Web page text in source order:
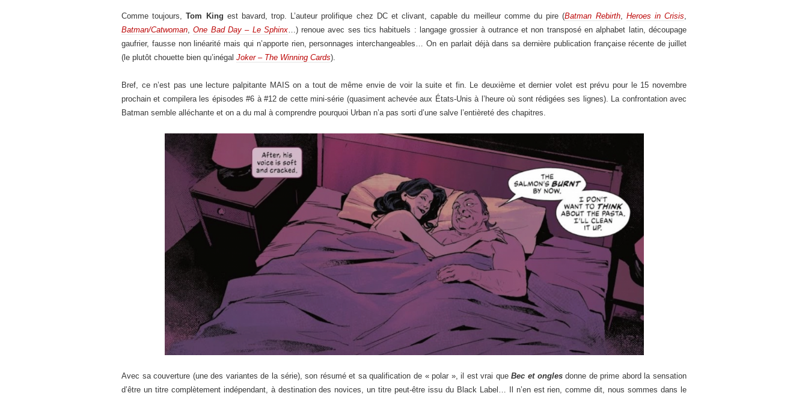
Comme toujours,Tom King est bavard, trop. L’auteur prolifique chez DC et clivant, capable du meilleur comme du pire (Batman Rebirth, Heroes in Crisis
Batman/Catwoman ,One Bad Day – Le Sphinx…) renoue avec ses tics habituels : langage grossier à outrance et non transposé en alphabet latin, découpage
gaufrier, fausse non linéarité mais qui n’apporte rien, personnages interchangeables… On en parlait déjà dans sa dernière publication française récente de juillet
(le plutôt chouette bien qu’inégal Joker – The Winning Cards).
Bref, ce n’est pas une lecture palpitante MAIS on a tout de même envie de voir la suite et fin. Le deuxième et dernier volet est prévu pour le 15 novembre
prochain et compilera les épisodes #6 à #12 de cette mini-série (quasiment achevée aux États-Unis à l’heure où sont rédigées ses lignes). La confrontation avec
Batman semble alléchante et on a du mal à comprendre pourquoi Urban n’a pas sorti d’une salve l’entièreté des chapitres.
Avec sa couverture (une des variantes de la série), son résumé et sa qualification de « polar », il est vrai queBec et onglesdonne de prime abord la sensation
d’être un titre complètement indépendant, à destination des novices, un titre peut-être issu du Black Label… Il n’en est rien, comme dit, nous sommes dans le